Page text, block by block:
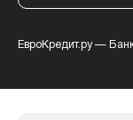
ЕвроКредит.ру—